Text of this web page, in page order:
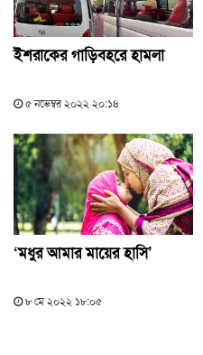
ইশরাকের গাড়িবহরে হামলা
৫ নভেম্বর ২০২২ ২০:১৪
‘মধুর আমার মায়ের হাসি’
৮ মে ২০২২ ১৮:০৫